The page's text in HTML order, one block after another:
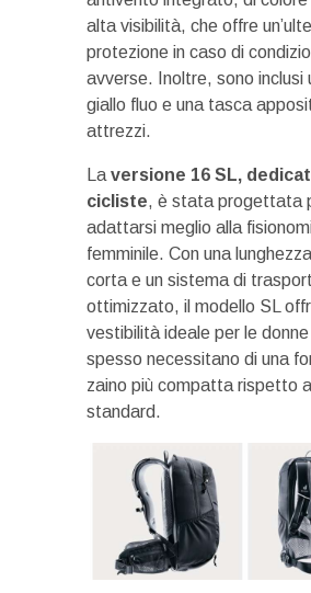
alta visibilità, che offre
protezione in caso di
avverse. Inoltre, sono inclusi
giallo fluo e una tasca
attrezzi.
La versione 16 SL,
cicliste, è stata progettata
adattarsi meglio alla
femminile. Con una
corta e un sistema di
ottimizzato, il modello SL
vestibilità ideale per le
spesso necessitano di una
zaino più compatta rispetto
standard.